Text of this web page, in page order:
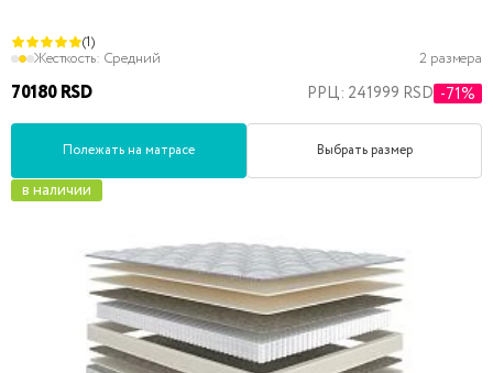
(1)
Жесткость: Средний 2 размера
70180 RSD РРЦ: 241999 RSD -71%
Полежать на матрасе Выбрать размер
в наличии